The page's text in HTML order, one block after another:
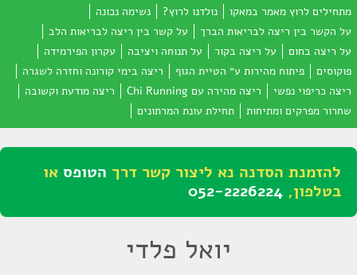
מתחילים לרוץ מאמר במאקו
נולדנו לרוץ?
נשימה נכונה
על הקשר בין ריצה לבריאות הברך
על קשר בין ריצה לבריאות הלב
על ריצה בחום
על ריצה בקור על תנוחה ויציבה
עקרון הפירמידה
פוקוסים
פיתוח מהירות ע״ הטיית הגוף
ריצה בימי קורונה וחזרה לשגרה
ריצה כריפוי נפשי
ריצה מהירה עם Chi Running
ריצה מודעת וקשובה
שחרור מפרקים ומתיחות
תחילת עונת המרתונים
להזמנת הסדנה נא ליצור קשר דרך הטופס או
בטלפון, 052-2226224
יואל פלדי